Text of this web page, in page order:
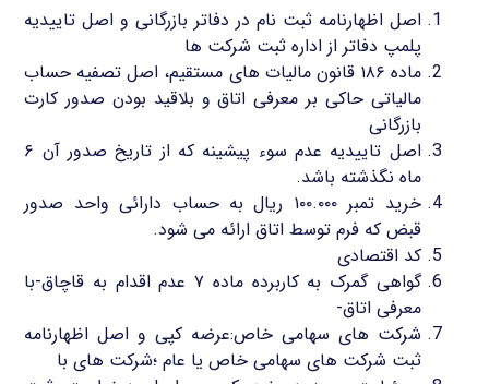
اصل اظهارنامه ثبت نام در دفاتر بازرگانی و اصل تاییدیه
پلمپ دفاتر از اداره ثبت شرکت ها
ماده ۱۸۶ قانون مالیات های مستقیم، اصل تصفیه حساب
مالیاتی حاکی بر معرفی اتاق و بلاقید بودن صدور کارت
بازرگانی
اصل تاییدیه عدم سوء پیشینه که از تاریخ صدور آن ۶
ماه نگذشته باشد.
خرید تمبر ۱۰۰.۰۰۰ ریال به حساب دارائی واحد صدور
قبض که فرم توسط اتاق ارائه می شود.
کد اقتصادی
گواهی گمرک به کاربرده ماده ۷ عدم اقدام به قاچاق-با
معرفی اتاق-
شرکت های سهامی خاص:عرضه کپی و اصل اظهارنامه
ثبت شرکت های سهامی خاص یا عام ؛شرکت های با